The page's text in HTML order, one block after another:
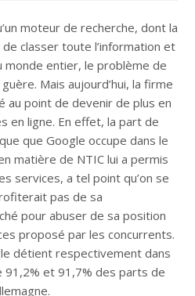
moteur de recherche, dont la
classer toute l’information et
monde entier, le problème de
Mais aujourd’hui, la firme
au point de devenir de plus en
en ligne. En effet, la part de
que Google occupe dans le
matière de NTIC lui a permis
services, a tel point qu’on se
pas de sa
pour abuser de sa position
proposé par les concurrents.
détient respectivement dans
91,2% et 91,7% des parts de